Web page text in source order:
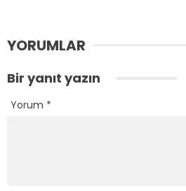
YORUMLAR
Bir yanıt yazın
Yorum *